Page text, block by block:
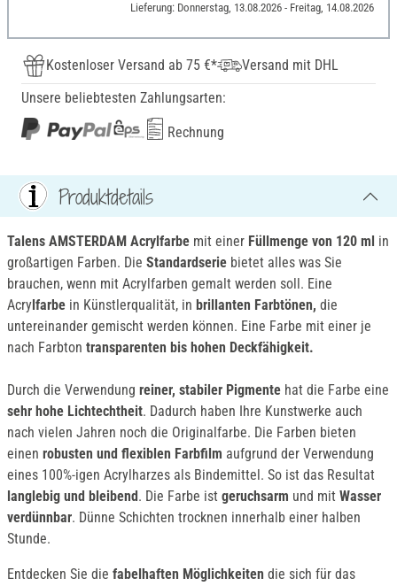
Lieferung: Donnerstag, 13.08.2026 - Freitag, 14.08.2026
Kostenloser Versand ab 75 €*
Versand mit DHL
Unsere beliebtesten Zahlungsarten:
Rechnung
Produktdetails
Talens AMSTERDAM Acrylfarbe mit einer Füllmenge von 120 ml in
großartigen Farben. Die Standardserie bietet alles was Sie
brauchen, wenn mit Acrylfarben gemalt werden soll. Eine
Acrylfarbe in Künstlerqualität, in brillanten Farbtönen, die
untereinander gemischt werden können. Eine Farbe mit einer je
nach Farbton transparenten bis hohen Deckfähigkeit.
Durch die Verwendung reiner, stabiler Pigmente hat die Farbe eine
sehr hohe Lichtechtheit. Dadurch haben Ihre Kunstwerke auch
nach vielen Jahren noch die Originalfarbe. Die Farben bieten
einen robusten und flexiblen Farbfilm aufgrund der Verwendung
eines 100%-igen Acrylharzes als Bindemittel. So ist das Resultat
langlebig und bleibend. Die Farbe ist geruchsarm und mit Wasser
verdünnbar. Dünne Schichten trocknen innerhalb einer halben
Stunde.
Entdecken Sie die fabelhaften Möglichkeiten die sich für das